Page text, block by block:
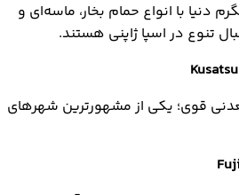
دنیا با انواع حمام بخار، ماسه‌ای و
تنوع در اسپا ژاپنی هستند.
قوی؛ یکی از مشهورترین شهرهای